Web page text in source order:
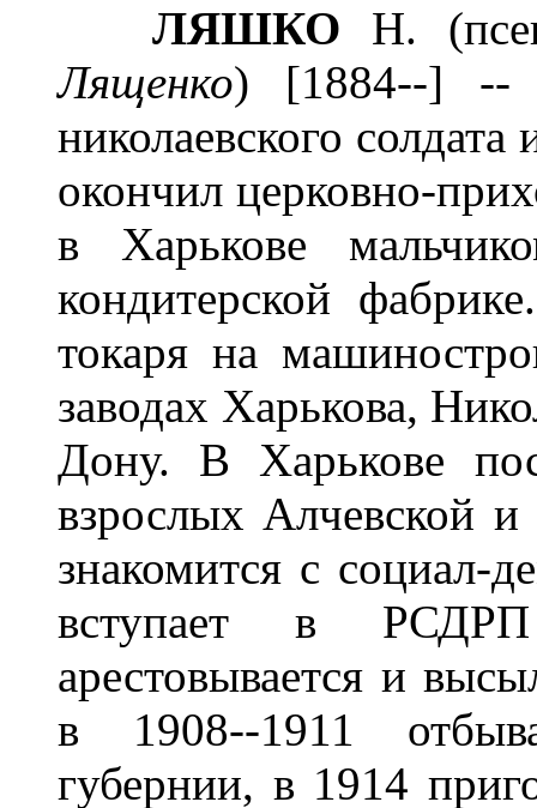
ЛЯШКО Н.
Лященко) [1884--] --
николаевского
окончил церковно-
в Харькове
кондитерской
токаря на
заводах Харькова,
Дону. В Харькове
взрослых Алчевской
знакомится с социал-
вступает в
арестовывается и
в 1908--1911
губернии, в 1914